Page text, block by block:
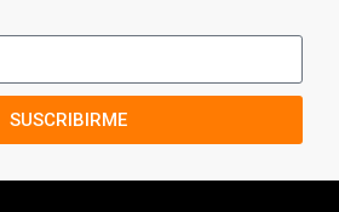
SUSCRIBIRME